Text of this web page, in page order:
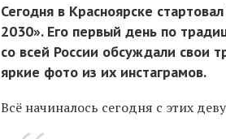
Сегодня в Красноярске
2030». Его первый день по
со всей России обсуждали свои
яркие фото из их инстаграмов.
Всё начиналось сегодня с этих